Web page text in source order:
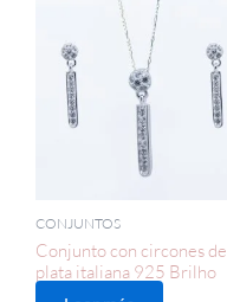
CONJUNTOS
Conjunto con circones de
plata italiana 925 Brilho